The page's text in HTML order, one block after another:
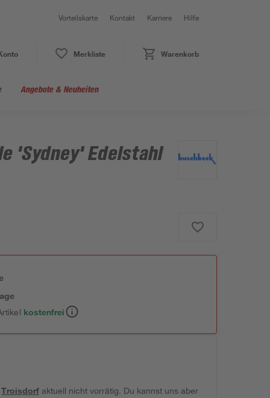
Vorteilskarte Kontakt Karriere Hilfe
Merkliste Warenkorb
Angebote & Neuheiten
'Sydney' Edelstahl
kostenfrei
Troisdorfaktuell nicht vorrätig. Du kannst uns aber